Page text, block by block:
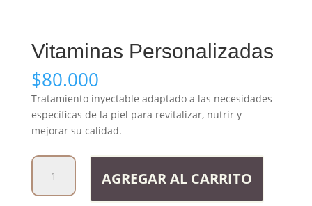
Vitaminas Personalizadas
$80.000
Tratamiento inyectable adaptado a las necesidades
específicas de la piel para revitalizar, nutrir y
mejorar su calidad.
Vitaminas
Personalizadas
cantidad
AGREGAR AL CARRITO